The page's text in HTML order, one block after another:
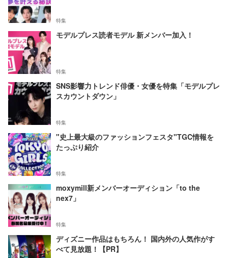
特集
モデルプレス読者モデル 新メンバー加入！
特集
SNS影響力トレンド俳優・女優を特集「モデルプレ
スカウントダウン」
特集
"史上最大級のファッションフェスタ"TGC情報を
たっぷり紹介
特集
moxymill新メンバーオーディション「to the
nex7」
特集
ディズニー作品はもちろん！ 国内外の人気作がす
べて見放題！【PR】